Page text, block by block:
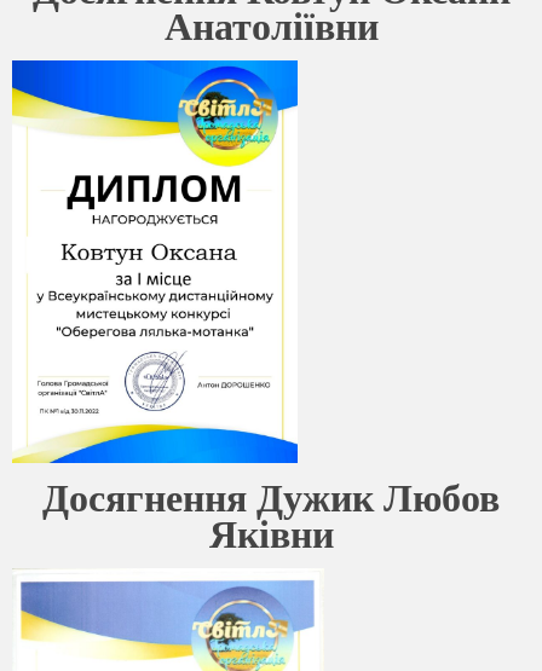
Анатоліївни
Досягнення Дужик Любов
Яківни